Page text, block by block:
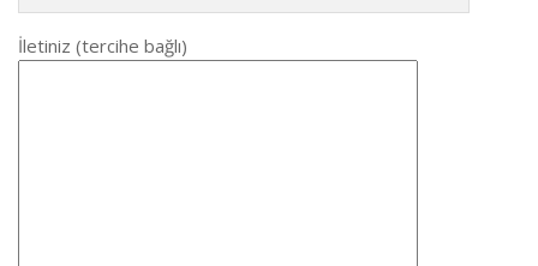
İletiniz (tercihe bağlı)